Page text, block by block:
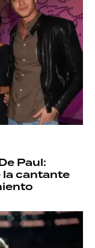
Paul:
la cantante